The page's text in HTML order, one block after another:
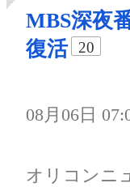
MBS深夜
復活
20
08月06日
オリコンニ